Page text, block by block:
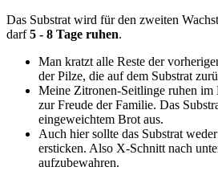
Das Substrat wird für den zweiten
darf5 - 8 Tage ruhen.
Man kratzt alle Reste der
der Pilze, die auf dem Substrat
Meine Zitronen-Seitlinge ruhen
zur Freude der Familie. Das
eingeweichtem Brot aus.
Auch hier sollte das Substrat
ersticken. Also X-Schnitt nach
aufzubewahren.